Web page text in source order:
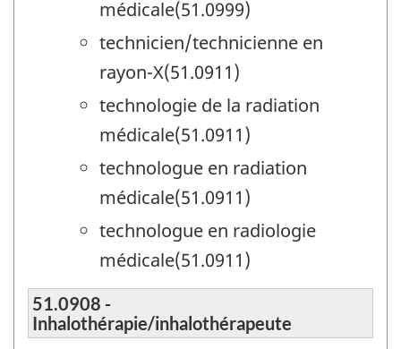
médicale(51.0999)
technicien/technicienne en
rayon-X(51.0911)
technologie de la radiation
médicale(51.0911)
technologue en radiation
médicale(51.0911)
technologue en radiologie
médicale(51.0911)
51.0908 -
Inhalothérapie/inhalothérapeute